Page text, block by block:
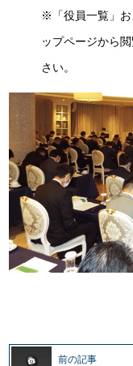
※「役員一覧」お
ップページから閲
さい。
前の記事